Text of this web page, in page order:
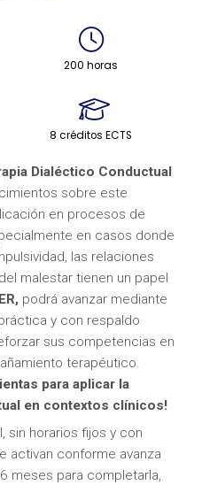
200 horas
8 créditos ECTS
Dialéctico Conductual
sobre este
en procesos de
en casos donde
las relaciones
malestar tienen un papel
podrá avanzar mediante
y con respaldo
sus competencias en
terapéutico.
para aplicar la
en contextos clínicos!
sin horarios fijos y con
activan conforme avanza
meses para completarla,